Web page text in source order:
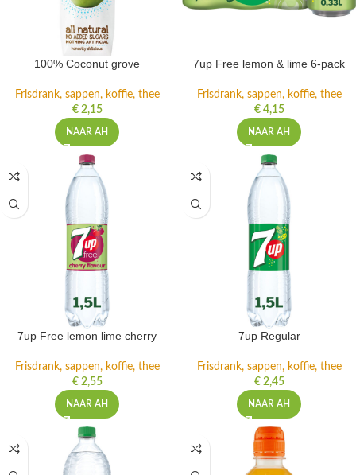
100% Coconut grove
Frisdrank, sappen, koffie, thee
€2,15
NAAR AH
7up Free lemon & lime 6-pack
Frisdrank, sappen, koffie, thee
€4,15
NAAR AH
7up Free lemon lime cherry
Frisdrank, sappen, koffie, thee
€2,55
NAAR AH
7up Regular
Frisdrank, sappen, koffie, thee
€2,45
NAAR AH